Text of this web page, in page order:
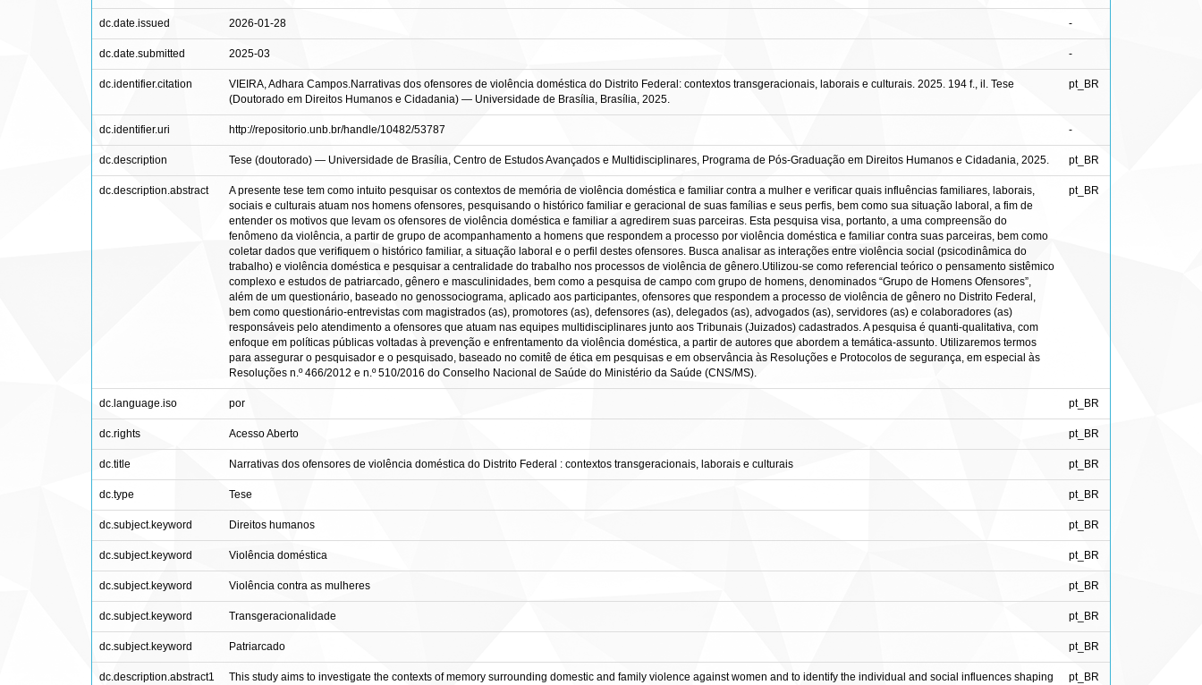
dc.date.issued 2026-01-28 -
dc.date.submitted 2025-03 -
dc.identifier.citation
VIEIRA, Adhara Campos.Narrativas dos ofensores de violência doméstica do Distrito Federal: contextos transgeracionais, laborais e culturais. 2025. 194 f., il. Tese
(Doutorado em Direitos Humanos e Cidadania) — Universidade de Brasília, Brasília, 2025.
pt_BR
dc.identifier.uri http://repositorio.unb.br/handle/10482/53787 -
dc.description Tese (doutorado) — Universidade de Brasília, Centro de Estudos Avançados e Multidisciplinares, Programa de Pós-Graduação em Direitos Humanos e Cidadania, 2025. pt_BR
dc.description.abstract
A presente tese tem como intuito pesquisar os contextos de memória de violência doméstica e familiar contra a mulher e verificar quais influências familiares, laborais,
sociais e culturais atuam nos homens ofensores, pesquisando o histórico familiar e geracional de suas famílias e seus perfis, bem como sua situação laboral, a fim de
entender os motivos que levam os ofensores de violência doméstica e familiar a agredirem suas parceiras. Esta pesquisa visa, portanto, a uma compreensão do
fenômeno da violência, a partir de grupo de acompanhamento a homens que respondem a processo por violência doméstica e familiar contra suas parceiras, bem como
coletar dados que verifiquem o histórico familiar, a situação laboral e o perfil destes ofensores. Busca analisar as interações entre violência social (psicodinâmica do
trabalho) e violência doméstica e pesquisar a centralidade do trabalho nos processos de violência de gênero.Utilizou-se como referencial teórico o pensamento sistêmico
complexo e estudos de patriarcado, gênero e masculinidades, bem como a pesquisa de campo com grupo de homens, denominados “Grupo de Homens Ofensores”,
além de um questionário, baseado no genossociograma, aplicado aos participantes, ofensores que respondem a processo de violência de gênero no Distrito Federal,
bem como questionário-entrevistas com magistrados (as), promotores (as), defensores (as), delegados (as), advogados (as), servidores (as) e colaboradores (as)
responsáveis pelo atendimento a ofensores que atuam nas equipes multidisciplinares junto aos Tribunais (Juizados) cadastrados. A pesquisa é quanti-qualitativa, com
enfoque em políticas públicas voltadas à prevenção e enfrentamento da violência doméstica, a partir de autores que abordem a temática-assunto. Utilizaremos termos
para assegurar o pesquisador e o pesquisado, baseado no comitê de ética em pesquisas e em observância às Resoluções e Protocolos de segurança, em especial às
Resoluções n.º 466/2012 e n.º 510/2016 do Conselho Nacional de Saúde do Ministério da Saúde (CNS/MS).
pt_BR
dc.language.iso por pt_BR
dc.rights Acesso Aberto pt_BR
dc.title Narrativas dos ofensores de violência doméstica do Distrito Federal : contextos transgeracionais, laborais e culturais pt_BR
dc.type Tese pt_BR
dc.subject.keyword Direitos humanos pt_BR
dc.subject.keyword Violência doméstica pt_BR
dc.subject.keyword Violência contra as mulheres pt_BR
dc.subject.keyword Transgeracionalidade pt_BR
dc.subject.keyword Patriarcado pt_BR
dc.description.abstract1
This study aims to investigate the contexts of memory surrounding domestic and family violence against women and to identify the individual and social influences shaping
pt_BR